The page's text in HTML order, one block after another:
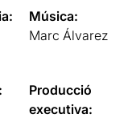
Música:
Marc Álvarez
Producció
executiva: